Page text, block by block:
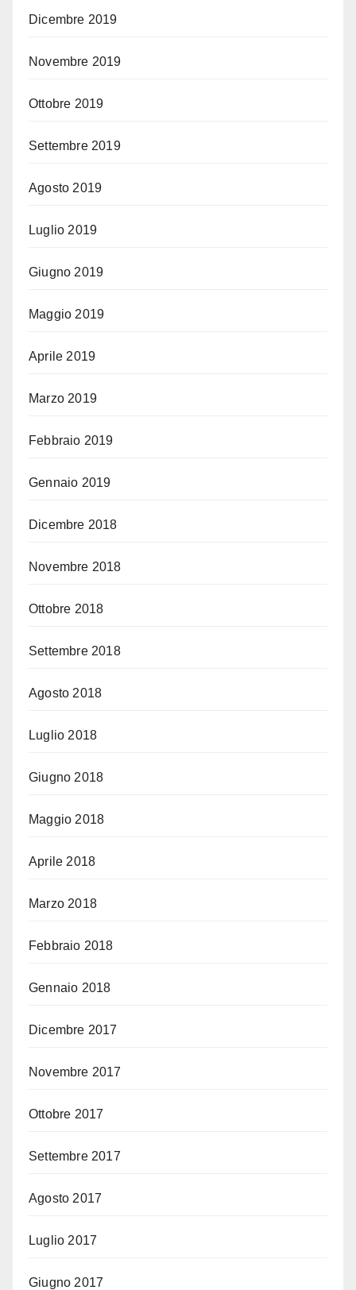
Dicembre 2019
Novembre 2019
Ottobre 2019
Settembre 2019
Agosto 2019
Luglio 2019
Giugno 2019
Maggio 2019
Aprile 2019
Marzo 2019
Febbraio 2019
Gennaio 2019
Dicembre 2018
Novembre 2018
Ottobre 2018
Settembre 2018
Agosto 2018
Luglio 2018
Giugno 2018
Maggio 2018
Aprile 2018
Marzo 2018
Febbraio 2018
Gennaio 2018
Dicembre 2017
Novembre 2017
Ottobre 2017
Settembre 2017
Agosto 2017
Luglio 2017
Giugno 2017